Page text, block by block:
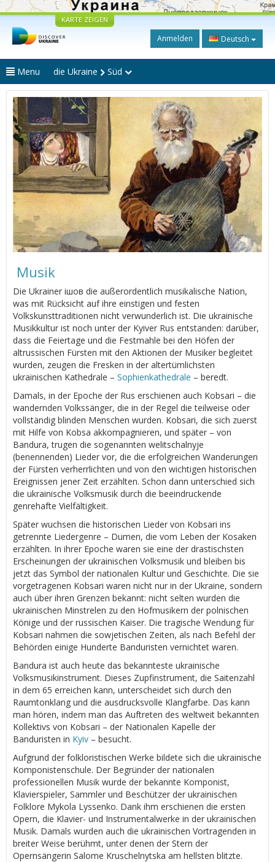
KARTE ZEIGEN
Anmelden Deutsch
Menu die Ukraine Süd
Musik
Die Ukrainer ішов die außerordentlich musikalische Nation,
was mit Rücksicht auf ihre einstigen und festen
Volkskunsttraditionen nicht verwunderlich ist. Die ukrainische
Musikkultur ist noch unter der Kyiver Rus entstanden: darüber,
dass die Feiertage und die Festmahle bei den Höfen der
altrussischen Fürsten mit den Aktionen der Musiker begleitet
wurden, zeugen die Fresken in der altertümlichsten
ukrainischen Kathedrale – Sophienkathedrale – beredt.
Damals, in der Epoche der Rus erschienen auch Kobsari – die
wandernden Volkssänger, die in der Regel die teilweise oder
vollständig blinden Menschen wurden. Kobsari, die sich zuerst
mit Hilfe von Kobsa akkompagnieren, und später – von
Bandura, trugen die sogenannten welitschalnyje
(benennenden) Lieder vor, die die erfolgreichen Wanderungen
der Fürsten verherrlichten und von den wichtigen historischen
Ereignissen jener Zeit erzählten. Schon dann unterschied sich
die ukrainische Volksmusik durch die beeindruckende
genrehafte Vielfältigkeit.
Später wuchsen die historischen Lieder von Kobsari ins
getrennte Liedergenre – Dumen, die vom Leben der Kosaken
erzählten. In ihrer Epoche waren sie eine der drastischsten
Erscheinungen der ukrainischen Volksmusik und bleiben bis
jetzt das Symbol der nationalen Kultur und Geschichte. Die sie
vorgetragenen Kobsari waren nicht nur in der Ukraine, sondern
auch über ihren Grenzen bekannt: nicht selten wurden die
ukrainischen Minstrelen zu den Hofmusikern der polnischen
Könige und der russischen Kaiser. Die tragische Wendung für
Kobsari nahmen die sowjetischen Zeiten, als nach Befehl der
Behörden einige Hunderte Banduristen vernichtet waren.
Bandura ist auch heute das bekannteste ukrainische
Volksmusikinstrument. Dieses Zupfinstrument, die Saitenzahl
in dem 65 erreichen kann, unterscheidet sich durch den
Raumtonklang und die ausdrucksvolle Klangfarbe. Das kann
man hören, indem man das Auftreten des weltweit bekannten
Kollektivs von Kobsari – der Nationalen Kapelle der
Banduristen in Kyiv – besucht.
Aufgrund der folkloristischen Werke bildete sich die ukrainische
Komponistenschule. Der Begründer der nationalen
professionellen Musik wurde der bekannte Komponist,
Klavierspieler, Sammler und Beschützer der ukrainischen
Folklore Mykola Lyssenko. Dank ihm erschienen die ersten
Opern, die Klavier- und Instrumentalwerke in der ukrainischen
Musik. Damals wurden auch die ukrainischen Vortragenden in
breiter Weise berühmt, unter denen der Stern der
Opernsängerin Salome Kruschelnytska am hellsten blitzte.